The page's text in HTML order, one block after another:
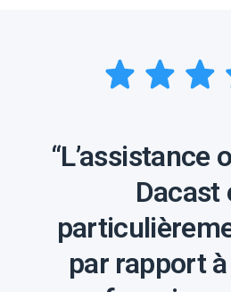
“L’assistance
Dacast
par rapport à